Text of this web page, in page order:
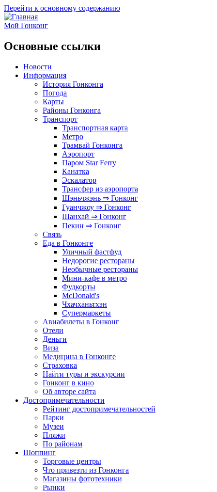
Перейти к основному содержанию
Мой Гонконг
Основные ссылки
Новости
Информация
История Гонконга
Погода
Карты
Районы Гонконга
Транспорт
Транспортная карта
Метро
Трамвай Гонконга
Аэропорт
Паром Star Ferry
Канатка
Эскалатор
Трансфер из аэропорта
Шэньчжэнь ⇒ Гонконг
Гуанчжоу ⇒ Гонконг
Шанхай ⇒ Гонконг
Пекин ⇒ Гонконг
Связь
Еда в Гонконге
Уличный фастфуд
Недорогие рестораны
Необычные рестораны
Мини-кафе в метро
Фудкорты
McDonald's
Чхачханьтхэн
Супермаркеты
Авиабилеты в Гонконг
Отели
Деньги
Виза
Медицина в Гонконге
Страховка
Найти туры и экскурсии
Гонконг в кино
Об авторе сайта
Достопримечательности
Рейтинг достопримечательностей
Парки
Музеи
Пляжи
По районам
Шоппинг
Торговые центры
Что привезти из Гонконга
Магазины фототехники
Рынки